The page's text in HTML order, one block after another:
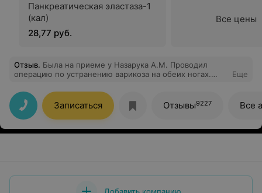
Панкреатическая эластаза-1
(кал)
28,77 руб.
Все цены
Отзыв. Была на приеме у Назарука А.М. Проводил
операцию по устранению варикоза на обеих ногах.
осматривал вены. Рекомендую
Еще
Записаться Отзывы9227 Все